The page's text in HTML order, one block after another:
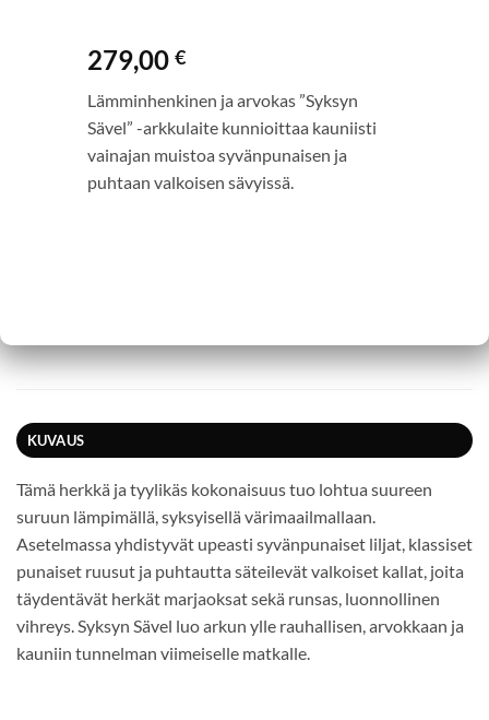
279,00 €
Lämminhenkinen ja arvokas ”Syksyn
Sävel” -arkkulaite kunnioittaa kauniisti
vainajan muistoa syvänpunaisen ja
puhtaan valkoisen sävyissä.
KUVAUS
Tämä herkkä ja tyylikäs kokonaisuus tuo lohtua suureen
suruun lämpimällä, syksyisellä värimaailmallaan.
Asetelmassa yhdistyvät upeasti syvänpunaiset liljat, klassiset
punaiset ruusut ja puhtautta säteilevät valkoiset kallat, joita
täydentävät herkät marjaoksat sekä runsas, luonnollinen
vihreys. Syksyn Sävel luo arkun ylle rauhallisen, arvokkaan ja
kauniin tunnelman viimeiselle matkalle.